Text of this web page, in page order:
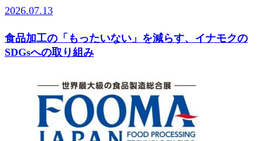
2026.07.13
食品加工の「もったいない」を減らす、イナモクの
SDGsへの取り組み